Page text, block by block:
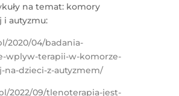
na temat: komory
i autyzmu:
2020/04/badania-
wplyw-terapii-w-komorze-
na-dzieci-z-autyzmem/
2022/09/tlenoterapia-jest-